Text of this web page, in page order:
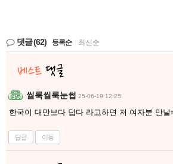
댓글(62) 등록순 최신순
씰룩씰룩눈썹 25-06-19 12:25
한국이 대만보다 덥다 라고하면 저 여자분 만날
답글 이동